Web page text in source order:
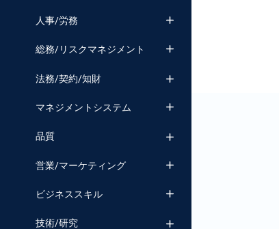
人事/労務
総務/リスクマネジメント
法務/契約/知財
マネジメントシステム
品質
営業/マーケティング
ビジネススキル
技術/研究